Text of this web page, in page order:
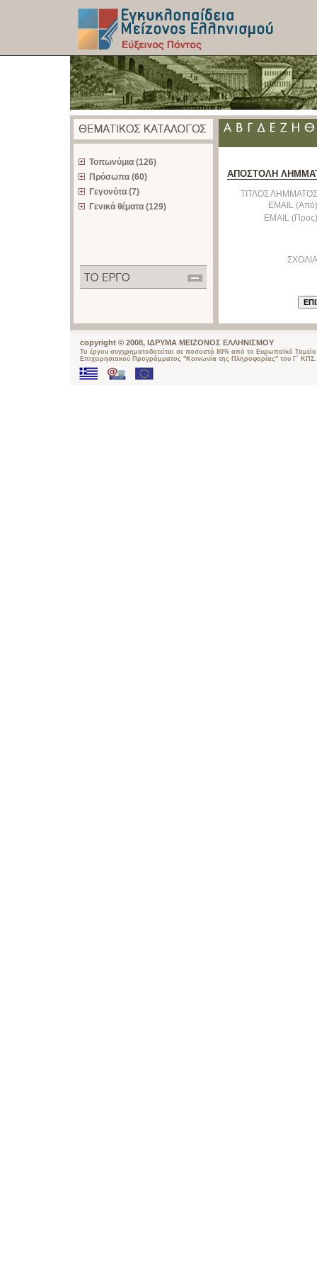
Τοπωνύμια (126)
Πρόσωπα (60)
Γεγονότα (7)
Γενικά θέματα (129)
ΑΠΟΣΤΟΛΗ
ΤΙΤΛΟΣ
EMAIL
EMAIL
copyright © 2008, ΙΔΡΥΜΑ ΜΕΙΖΟΝΟΣ ΕΛΛΗΝΙΣΜΟΥ
Το έργου συγχρηματοδοτείται σε ποσοστό 80% από το Ευρωπαϊκό
Επιχειρησιακού Προγράμματος "Κοινωνία της Πληροφορίας" του Γ΄ ΚΠΣ.